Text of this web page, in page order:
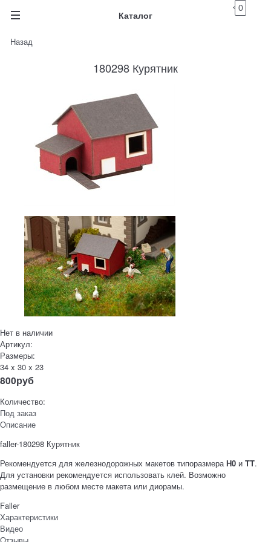
Каталог
0
Назад
180298 Курятник
Нет в наличии
Артикул:
Размеры:
34 x 30 x 23
800руб
Количество:
Под заказ
Описание
faller-180298 Курятник
Рекомендуется для железнодорожных макетов типоразмера H0 и TT.
Для установки рекомендуется использовать клей. Возможно
размещение в любом месте макета или диорамы.
Faller
Характеристики
Видео
Отзывы